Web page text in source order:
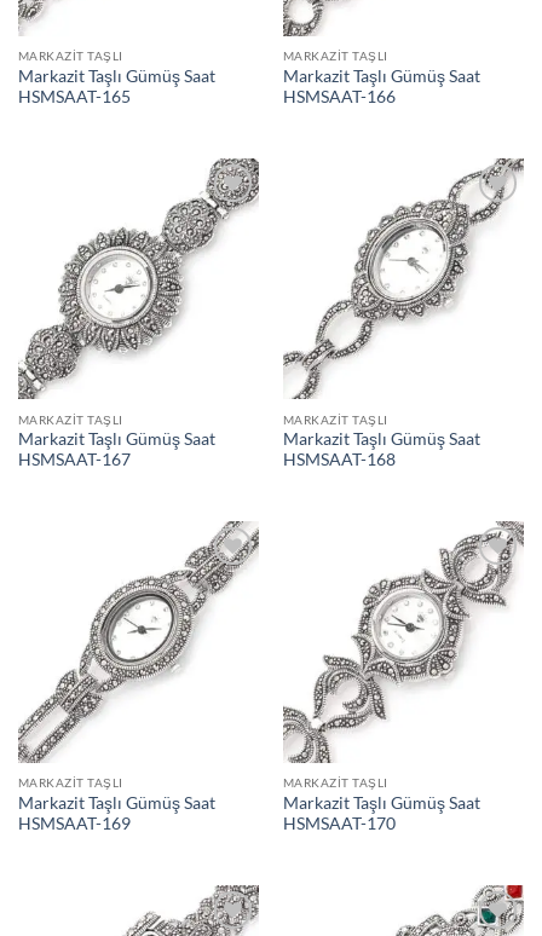
MARKAZIT TAŞLI
Markazit Taşlı Gümüş Saat
HSMSAAT-165
MARKAZIT TAŞLI
Markazit Taşlı Gümüş Saat
HSMSAAT-166
İstek
Listeme
Ekle
MARKAZIT TAŞLI
Markazit Taşlı Gümüş Saat
HSMSAAT-167
İstek
Listeme
MARKAZIT TAŞLI
Markazit Taşlı Gümüş Saat
HSMSAAT-168
İstek
Listeme
MARKAZIT TAŞLI
Markazit Taşlı Gümüş Saat
HSMSAAT-169
İstek
Listeme
MARKAZIT TAŞLI
Markazit Taşlı Gümüş Saat
HSMSAAT-170